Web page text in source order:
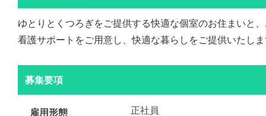
ゆとりとくつろぎをご提供する快適な個室のお住まいと
看護サポートをご用意し、快適な暮らしをご提供いたし
募集要項
雇用形態 正社員